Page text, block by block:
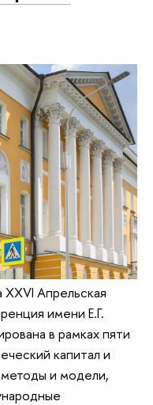
Апрельская
имени Е.Г.
в рамках пяти
капитал и
и модели,